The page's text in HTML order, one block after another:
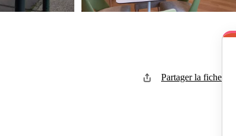
Partager la fiche